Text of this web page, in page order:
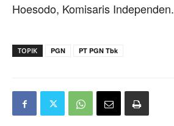
Hoesodo, Komisaris Independen.
TOPIK PGN PT PGN Tbk